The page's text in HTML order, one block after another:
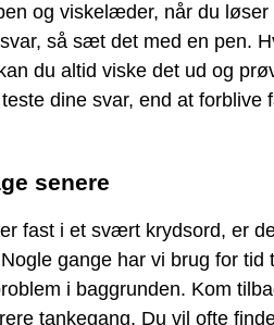
og viskelæder, når du løser
så sæt det med en pen.
du altid viske det ud og
dine svar, end at forblive
senere
fast i et svært krydsord, er
gange har vi brug for tid
i baggrunden. Kom
tankegang. Du vil ofte